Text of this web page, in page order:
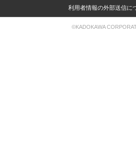
利用者情報の外部送信に
©KADOKAWA